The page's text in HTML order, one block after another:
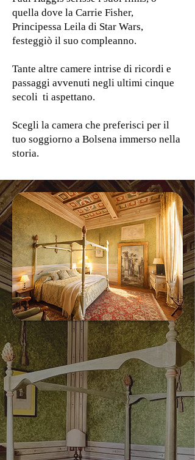
quella dove la Carrie Fisher,
Principessa Leila di Star Wars,
festeggiò il suo compleanno.
Tante altre camere intrise di ricordi e
passaggi avvenuti negli ultimi cinque
secoli ti aspettano.
Scegli la camera che preferisci per il
tuo soggiorno a Bolsena immerso nella
storia.
Camera matrimoniale
La camera matrimoniale è la
soluzione ideale per una coppia.
Fra queste vi sono le camere che
ospitarono i personaggi più
importanti del
'900 che sono passati dal Palazzo.
Emblematica è la camera di
Stendhal dove si può notare la